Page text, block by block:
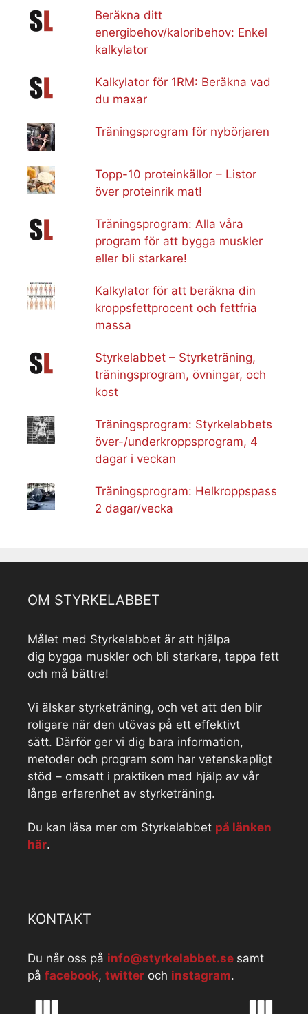
Beräkna ditt
energibehov/kaloribehov: Enkel
kalkylator
Kalkylator för 1RM: Beräkna vad
du maxar
Träningsprogram för nybörjaren
Topp-10 proteinkällor – Listor
över proteinrik mat!
Träningsprogram: Alla våra
program för att bygga muskler
eller bli starkare!
Kalkylator för att beräkna din
kroppsfettprocent och fettfria
massa
Styrkelabbet – Styrketräning,
träningsprogram, övningar, och
kost
Träningsprogram: Styrkelabbets
över-/underkroppsprogram, 4
dagar i veckan
Träningsprogram: Helkroppspass
2 dagar/vecka
OM STYRKELABBET
Målet med Styrkelabbet är att hjälpa
dig bygga muskler och bli starkare, tappa fett
och må bättre!
Vi älskar styrketräning, och vet att den blir
roligare när den utövas på ett effektivt
sätt. Därför ger vi dig bara information,
metoder och program som har vetenskapligt
stöd – omsatt i praktiken med hjälp av vår
långa erfarenhet av styrketräning.
Du kan läsa mer om Styrkelabbet på länken
här.
KONTAKT
Du når oss på info@styrkelabbet.se samt
på facebook, twitter och instagram.